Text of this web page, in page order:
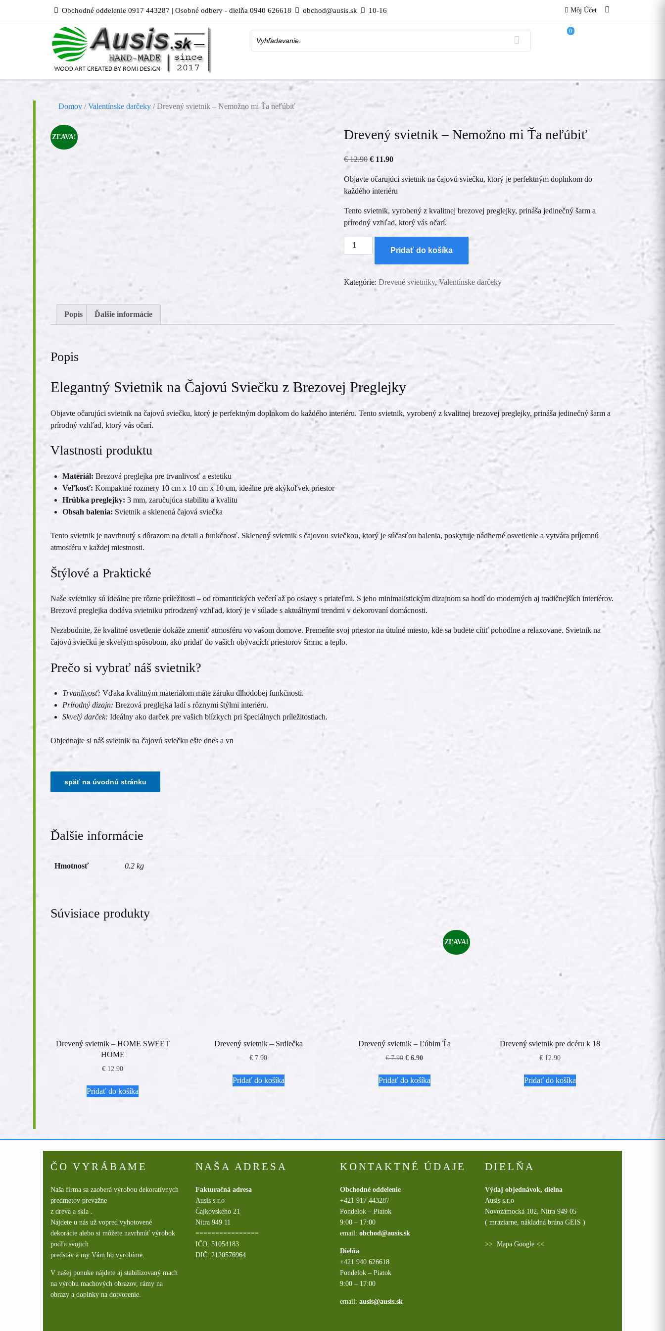
Obchodné oddelenie 0917 443287 | Osobné odbery - dielňa 0940 626618 obchod@ausis.sk 10-16 Môj Účet
0
Domov /Valentínske darčeky / Drevený svietnik – Nemožno mi Ťa neľúbiť
ZĽAVA! Drevený svietnik – Nemožno mi Ťa neľúbiť
€12.90 Pôvodná
bola:
€ 12.90.
€11.90Aktuálna
je:
€ 11.90.
Objavte očarujúci svietnik na čajovú sviečku, ktorý je perfektným doplnkom do
každého interiéru
Tento svietnik, vyrobený z kvalitnej brezovej preglejky, prináša jedinečný šarm a
prírodný vzhľad, ktorý vás očarí.
množstvo
Drevený
-
Nemožno
neľúbiť
Pridať do košíka
Kategórie: Drevené svietniky,Valentínske darčeky
Popis Ďalšie informácie
Popis
Elegantný Svietnik na Čajovú Sviečku z Brezovej Preglejky
Objavte očarujúci svietnik na čajovú sviečku, ktorý je perfektným doplnkom do každého interiéru. Tento svietnik, vyrobený z kvalitnej brezovej preglejky, prináša jedinečný šarm a
prírodný vzhľad, ktorý vás očarí.
Vlastnosti produktu
Materiál: Brezová preglejka pre trvanlivosť a estetiku
Veľkosť: Kompaktné rozmery 10 cm x 10 cm x 10 cm, ideálne pre akýkoľvek priestor
Hrúbka preglejky: 3 mm, zaručujúca stabilitu a kvalitu
Obsah balenia: Svietnik a sklenená čajová sviečka
Tento svietnik je navrhnutý s dôrazom na detail a funkčnosť. Sklenený svietnik s čajovou sviečkou, ktorý je súčasťou balenia, poskytuje nádherné osvetlenie a vytvára príjemnú
atmosféru v každej miestnosti.
Štýlové a Praktické
Naše svietniky sú ideálne pre rôzne príležitosti – od romantických večerí až po oslavy s priateľmi. S jeho minimalistickým dizajnom sa hodí do moderných aj tradičnejších interiérov.
Brezová preglejka dodáva svietniku prirodzený vzhľad, ktorý je v súlade s aktuálnymi trendmi v dekorovaní domácnosti.
Nezabudnite, že kvalitné osvetlenie dokáže zmeniť atmosféru vo vašom domove. Premeňte svoj priestor na útulné miesto, kde sa budete cítiť pohodlne a relaxovane. Svietnik na
čajovú sviečku je skvelým spôsobom, ako pridať do vašich obývacích priestorov šmrnc a teplo.
Prečo si vybrať náš svietnik?
Trvanlivosť: Vďaka kvalitným materiálom máte záruku dlhodobej funkčnosti.
Prírodný dizajn: Brezová preglejka ladí s rôznymi štýlmi interiéru.
Skvelý darček: Ideálny ako darček pre vašich blízkych pri špeciálnych príležitostiach.
Objednajte si náš svietnik na čajovú sviečku ešte dnes a vn
Ďalšie informácie
Hmotnosť 0.2 kg
Súvisiace produkty
Drevený svietnik – HOME SWEET
HOME
€ 12.90
Pridať do košíka
Drevený svietnik – Srdiečka
€ 7.90
Pridať do košíka
ZĽAVA!
Drevený svietnik – Ľúbim Ťa
€7.90 Pôvodná
bola:
€ 7.90.
€ 6.90Aktuálna
je:
€ 6.90.
Pridať do košíka
Drevený svietnik pre dcéru k 18
€ 12.90
Pridať do košíka
ČO VYRÁBAME
Naša firma sa zaoberá výrobou dekoratívnych
predmetov prevažne
z dreva a skla .
Nájdete u nás už vopred vyhotovené
dekorácie alebo si môžete navrhnúť výrobok
podľa svojich
predstáv a my Vám ho vyrobíme.
V našej ponuke nájdete aj stabilizovaný mach
na výrobu machových obrazov, rámy na
obrazy a doplnky na dotvorenie.
NAŠA ADRESA
Fakturačná adresa
Ausis s.r.o
Čajkovského 21
Nitra 949 11
================
IČO: 51054183
DIČ: 2120576964
KONTAKTNÉ ÚDAJE
Obchodné oddelenie
+421 917 443287
Pondelok – Piatok
9:00 – 17:00
email: obchod@ausis.sk
Dielňa
+421 940 626618
Pondelok – Piatok
9:00 – 17:00
email: ausis@ausis.sk
DIELŇA
Výdaj objednávok, dielna
Ausis s.r.o
Novozámocká 102, Nitra 949 05
( mraziarne, nákladná brána GEIS )
>> Mapa Google<<